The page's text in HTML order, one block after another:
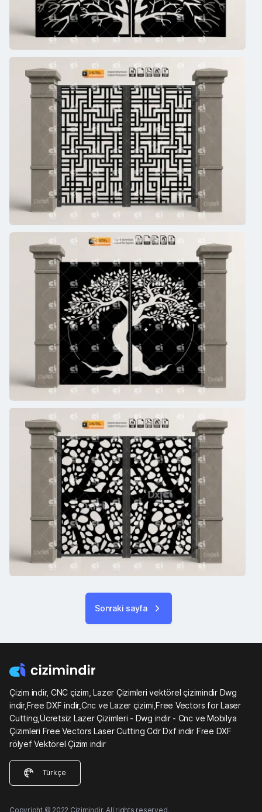
Sonraki sayfa
Çizim indir, CNC çizim, Lazer Çizimleri vektörel çizimindir Dwg
indir,Free DXF indir,Cnc ve Lazer çizimi,Free Vectors for Laser
Cutting,Ücretsiz Lazer Çizimleri - Dwg indir - Cnc ve Mobilya
Çizimleri Free Vectors Laser Cutting Cdr Dxf indir Free DXF
rölyef Vektörel Çizim indir
Türkçe
Copyright © 2022 Çizimindir. All rights reserved.